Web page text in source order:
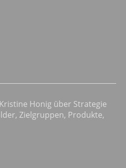
Honig über Strategie
Zielgruppen, Produkte,